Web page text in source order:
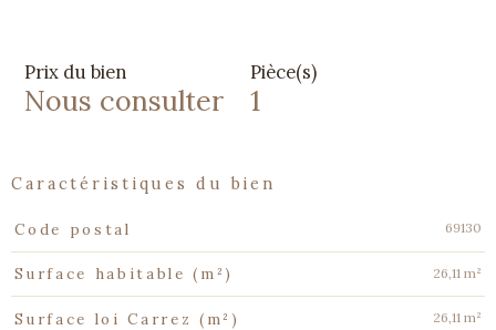
Prix du bien
Nous consulter
Pièce(s)
1
caractéristiques du bien
Caractéristiques Valeurs
Code postal 69130
Surface habitable (m²) 26,11 m²
Surface loi Carrez (m²) 26,11 m²